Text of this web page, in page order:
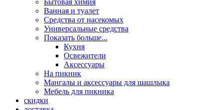
Бытовая химия
Ванная и туалет
Средства от насекомых
Универсальные средства
Показать больше...
Кухня
Освежители
Аксессуары
На пикник
Мангалы и аксессуары для шашлыка
Мебель для пикника
скидки